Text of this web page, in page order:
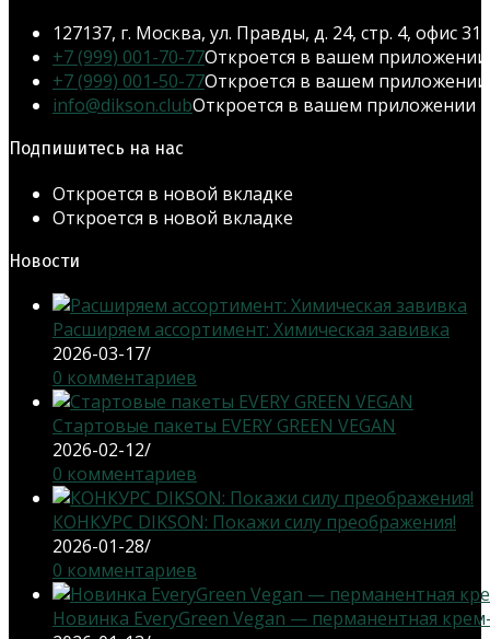
127137, г. Москва, ул. Правды, д. 24, стр. 4, офис 317
+7 (999) 001-70-77Откроется в вашем приложении
+7 (999) 001-50-77Откроется в вашем приложении
info@dikson.clubОткроется в вашем приложении
Подпишитесь на нас
Откроется в новой вкладке
Откроется в новой вкладке
Новости
Расширяем ассортимент: Химическая завивка
2026-03-17/
0 комментариев
Стартовые пакеты EVERY GREEN VEGAN
2026-02-12/
0 комментариев
КОНКУРС DIKSON: Покажи силу преображения!
2026-01-28/
0 комментариев
Новинка EveryGreen Vegan — перманентная